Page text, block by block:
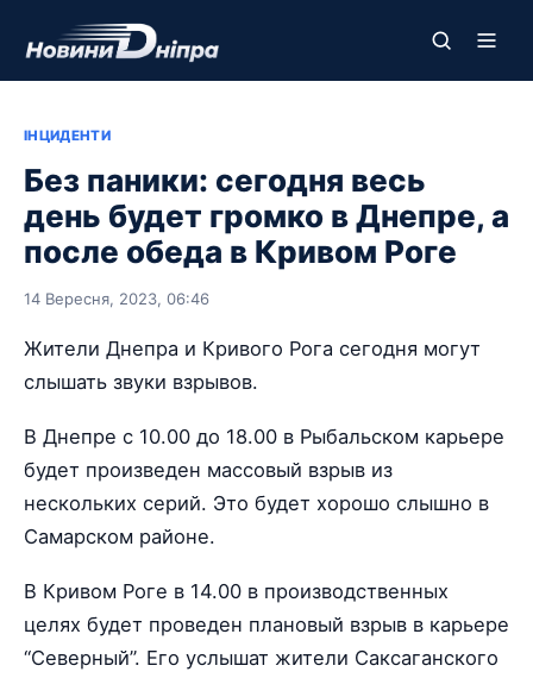
ІНЦИДЕНТИ
Без паники: сегодня весь
день будет громко в Днепре, а
после обеда в Кривом Роге
14 Вересня, 2023, 06:46
Жители Днепра и Кривого Рога сегодня могут
слышать звуки взрывов.
В Днепре с 10.00 до 18.00 в Рыбальском карьере
будет произведен массовый взрыв из
нескольких серий. Это будет хорошо слышно в
Самарском районе.
В Кривом Роге в 14.00 в производственных
целях будет проведен плановый взрыв в карьере
“Северный”. Его услышат жители Саксаганского